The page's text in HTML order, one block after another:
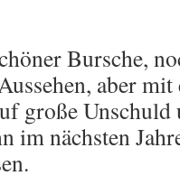
Bursche,
aber mit
große
im nächsten